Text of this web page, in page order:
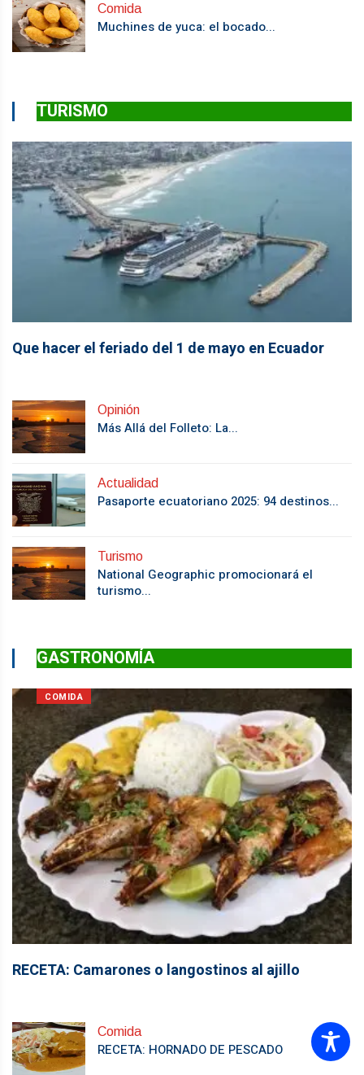
Comida
Muchines de yuca: el bocado...
TURISMO
Que hacer el feriado del 1 de mayo en Ecuador
Opinión
Más Allá del Folleto: La...
Actualidad
Pasaporte ecuatoriano 2025: 94 destinos...
Turismo
National Geographic promocionará el
turismo...
GASTRONOMÍA
COMIDA
RECETA: Camarones o langostinos al ajillo
Comida
RECETA: HORNADO DE PESCADO